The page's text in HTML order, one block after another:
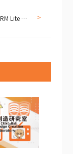
EMOROCO CRM Lite 完全ガイド — 全機能とノーコード設計思想、関係性を測る3つの軸、そして特許出願技術